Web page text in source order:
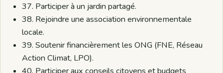
37. Participer à un jardin partagé.
38. Rejoindre une association environnementale
locale.
39. Soutenir financièrement les ONG (FNE, Réseau
Action Climat, LPO).